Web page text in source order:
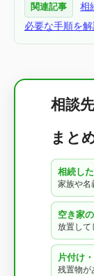
関連記事
相
必要な手順を解
相談
まと
相続し
家族や名
空き家
放置して
片付け
残置物が